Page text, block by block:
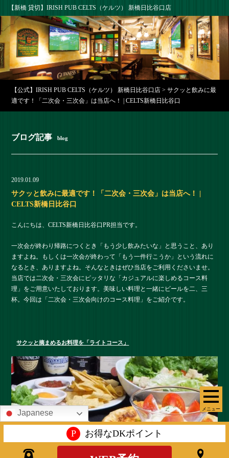
【新橋 貸切】IRISH PUB CELTS（ケルツ） 新橋日比谷口店
メニュー
【公式】IRISH PUB CELTS（ケルツ） 新橋日比谷口店 >サクッと飲みに最
適です！「二次会・三次会」は当店へ！ | CELTS新橋日比谷口
ブログ記事 blog
2019.01.09
サクッと飲みに最適です！「二次会・三次会」は当店へ！ |
CELTS新橋日比谷口
こんにちは、CELTS新橋日比谷口PR担当です。
一次会が終わり帰路につくとき「もう少し飲みたいな」と思うこと、あり
ますよね。もしくは一次会が終わって「もう一件行こうか」という流れに
なるとき、ありますよね。そんなときはぜひ当店をご利用くださいませ。
当店では二次会・三次会にピッタリな「カジュアルに楽しめるコース料
理」をご用意いたしております。美味しい料理と一緒にビールを二、三
杯。今回は「二次会・三次会向けのコース料理」をご紹介です。
サクッと摘まめるお料理を「ライトコース」
Japanese
P お得なDKポイント